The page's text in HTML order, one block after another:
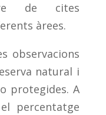
de cites
àrees.
observacions
natural i
protegides. A
percentatge